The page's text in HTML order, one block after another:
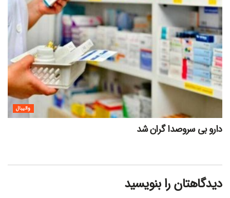
والیبال
دارو بی سروصدا گران شد
دیدگاهتان را بنویسید